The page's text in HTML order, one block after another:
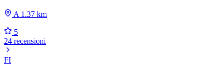
A 1.37 km
5
24 recensioni
FI